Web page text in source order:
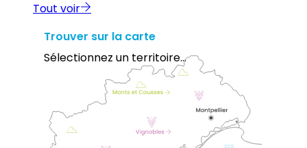
Tout voir
Trouver sur la carte
Sélectionnez un territoire...